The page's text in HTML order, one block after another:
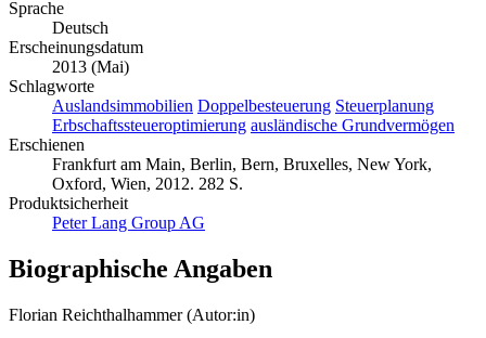
Sprache
Deutsch
Erscheinungsdatum
2013 (Mai)
Schlagworte
Auslandsimmobilien Doppelbesteuerung Steuerplanung
Erbschaftssteueroptimierung ausländische Grundvermögen
Erschienen
Frankfurt am Main, Berlin, Bern, Bruxelles, New York,
Oxford, Wien, 2012. 282 S.
Produktsicherheit
Peter Lang Group AG
Biographische Angaben
Florian Reichthalhammer (Autor:in)